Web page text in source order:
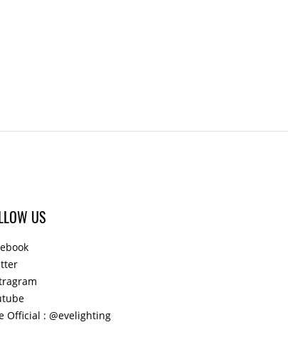
US
Official : @evelighting